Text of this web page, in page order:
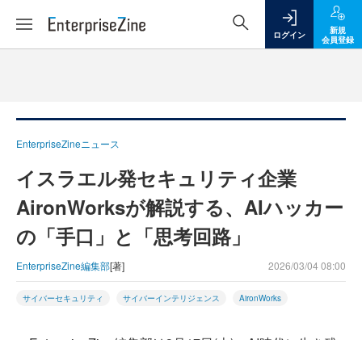
ログイン
新規
会員登録
EnterpriseZineニュース
イスラエル発セキュリティ企業
AironWorksが解説する、AIハッカー
の「手口」と「思考回路」
EnterpriseZine編集部[著] 2026/03/04 08:00
サイバーセキュリティ サイバーインテリジェンス AironWorks